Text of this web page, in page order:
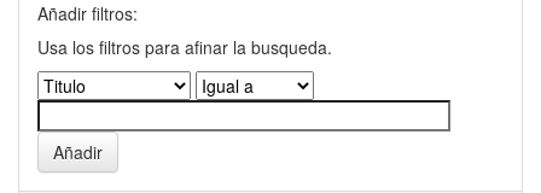
Añadir filtros:
Usa los filtros para afinar la busqueda.